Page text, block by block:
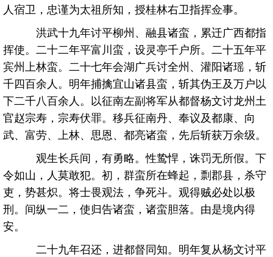
人宿卫，忠谨为太祖所知，授桂林右卫指挥佥事。
洪武十九年讨平柳州、融县诸蛮，累迁广西都指
挥使。二十二年平富川蛮，设灵亭千户所。二十五年平
宾州上林蛮。二十七年会湖广兵讨全州、灌阳诸瑶，斩
千四百余人。明年捕擒宜山诸县蛮，斩其伪王及万户以
下二千八百余人。以征南左副将军从都督杨文讨龙州土
官赵宗寿，宗寿伏罪。移兵征南丹、奉议及都康、向
武、富劳、上林、思恩、都亮诸蛮，先后斩获万余级。
观生长兵间，有勇略。性鸷悍，诛罚无所假。下
令如山，人莫敢犯。初，群蛮所在蜂起，剽郡县，杀守
吏，势甚炽。将士畏观法，争死斗。观得贼必处以极
刑。间纵一二，使归告诸蛮，诸蛮胆落。由是境内得
安。
二十九年召还，进都督同知。明年复从杨文讨平